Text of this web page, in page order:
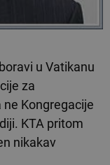
u Vatikanu
za
ne Kongregacije
KTA pritom
nikakav